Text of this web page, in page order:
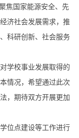
焦国家能源安全、先
济社会发展需求，推
科研创新、社会服务
学校事业发展取得的
情况，希望通过此次
，期待双方开展更加
位点建设等工作进行